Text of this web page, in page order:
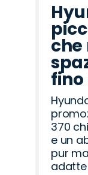
fino
370
e un
pur